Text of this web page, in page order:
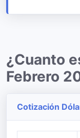
¿Cuanto
Febrero
Cotización